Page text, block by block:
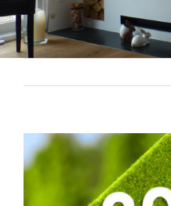
Voir
l'image
agrandie